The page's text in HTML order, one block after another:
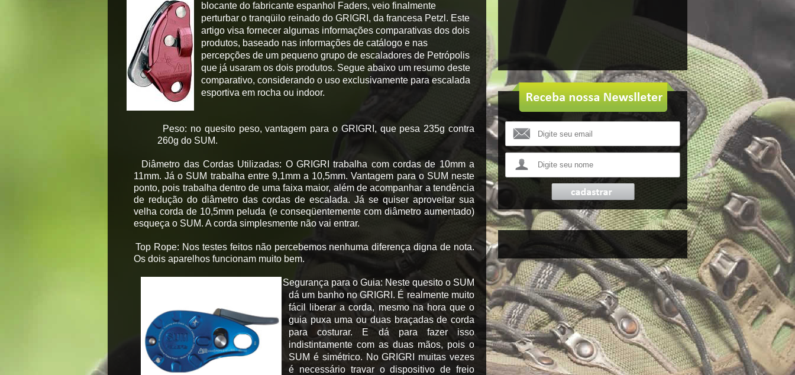
blocante do fabricante espanhol Faders, veio finalmente
perturbar o tranqüilo reinado do GRIGRI, da francesa Petzl. Este
artigo visa fornecer algumas informações comparativas dos dois
produtos, baseado nas informações de catálogo e nas
percepções de um pequeno grupo de escaladores de Petrópolis
que já usaram os dois produtos. Segue abaixo um resumo deste
comparativo, considerando o uso exclusivamente para escalada
esportiva em rocha ou indoor.
Peso: no quesito peso, vantagem para o GRIGRI, que pesa 235g contra
260g do SUM.
Diâmetro das Cordas Utilizadas: O GRIGRI trabalha com cordas de 10mm a
11mm. Já o SUM trabalha entre 9,1mm a 10,5mm. Vantagem para o SUM neste
ponto, pois trabalha dentro de uma faixa maior, além de acompanhar a tendência
de redução do diâmetro das cordas de escalada. Já se quiser aproveitar sua
velha corda de 10,5mm peluda (e conseqüentemente com diâmetro aumentado)
esqueça o SUM. A corda simplesmente não vai entrar.
Top Rope: Nos testes feitos não percebemos nenhuma diferença digna de nota.
Os dois aparelhos funcionam muito bem.
Segurança para o Guia: Neste quesito o SUM
dá um banho no GRIGRI. É realmente muito
fácil liberar a corda, mesmo na hora que o
guia puxa uma ou duas braçadas de corda
para costurar. E dá para fazer isso
indistintamente com as duas mãos, pois o
SUM é simétrico. No GRIGRI muitas vezes
é necessário travar o dispositivo de freio